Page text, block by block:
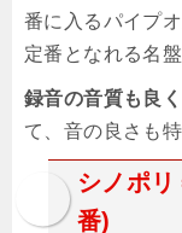
番に入るパイプ
定番となれる名盤
録音の音質も良く
て、音の良さも
シノポ
番)